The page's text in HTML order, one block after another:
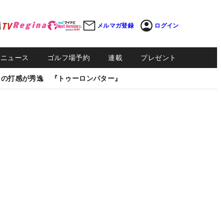
メルマガ登録 ログイン
ュース ゴルフ場予約 連載 プレゼント
打感が秀逸 『トゥーロンパター』